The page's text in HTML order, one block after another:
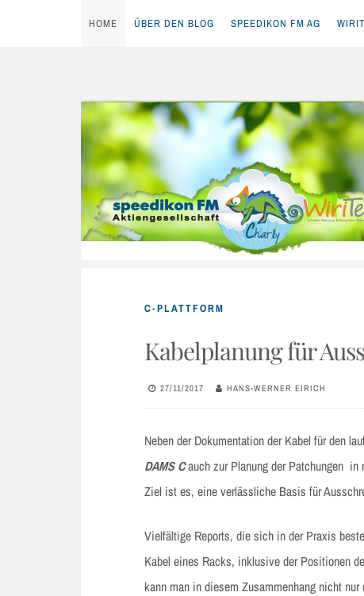
content
HOME ÜBER DEN BLOG SPEEDIKON FM AG
C-PLATTFORM
Kabelplanung für
27/11/2017 HANS-WERNER EIRICH
Neben der Dokumentation der Kabel für den
DAMS Cauch zur Planung der Patchungen in
Ziel ist es, eine verlässliche Basis für
Vielfältige Reports, die sich in der Praxis
Kabel eines Racks, inklusive der Positionen
kann man in diesem Zusammenhang nicht